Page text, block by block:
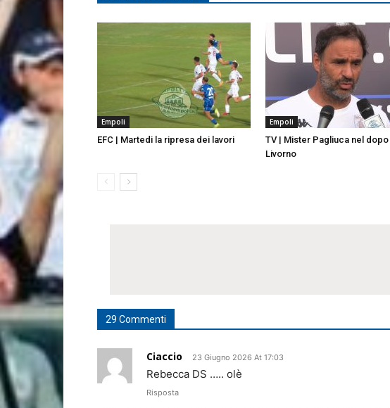
Empoli
EFC | Martedi la ripresa dei lavori
Empoli
TV | Mister Pagliuca nel dopo
Livorno
29 Commenti
Ciaccio 23 Giugno 2026 At 17:03
Rebecca DS ….. olè
Risposta